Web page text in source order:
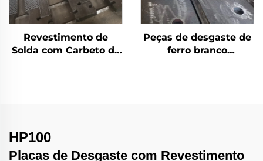
Revestimento de
Solda com Carbeto de
Peças de desgaste de
ferro branco
HP100
Placas de Desgaste com Revestimento